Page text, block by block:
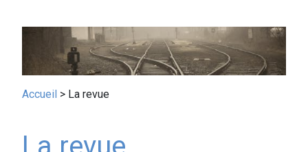
Fil
Accueil La revue